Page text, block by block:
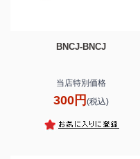
BNCJ-BNCJ
当店特別価格
300円 (税込)